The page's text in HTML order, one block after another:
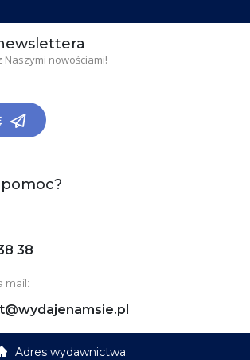
Naszymi nowościami!
38
mail:
Adres wydawnictwa: